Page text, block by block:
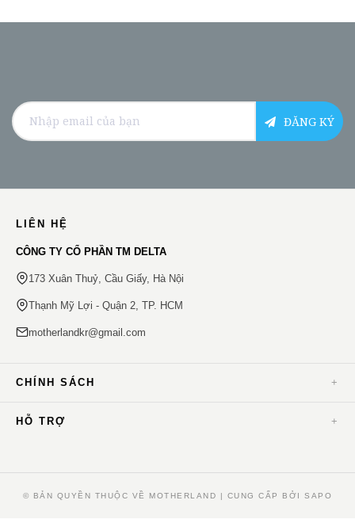
ĐĂNG KÝ
LIÊN HỆ
CÔNG TY CỔ PHẦN TM DELTA
173 Xuân Thuỷ, Cầu Giấy, Hà Nội
Thạnh Mỹ Lợi - Quận 2, TP. HCM
motherlandkr@gmail.com
CHÍNH SÁCH
HỖ TRỢ
© BẢN QUYỀN THUỘC VỀ MOTHERLAND | CUNG CẤP BỞI SAPO